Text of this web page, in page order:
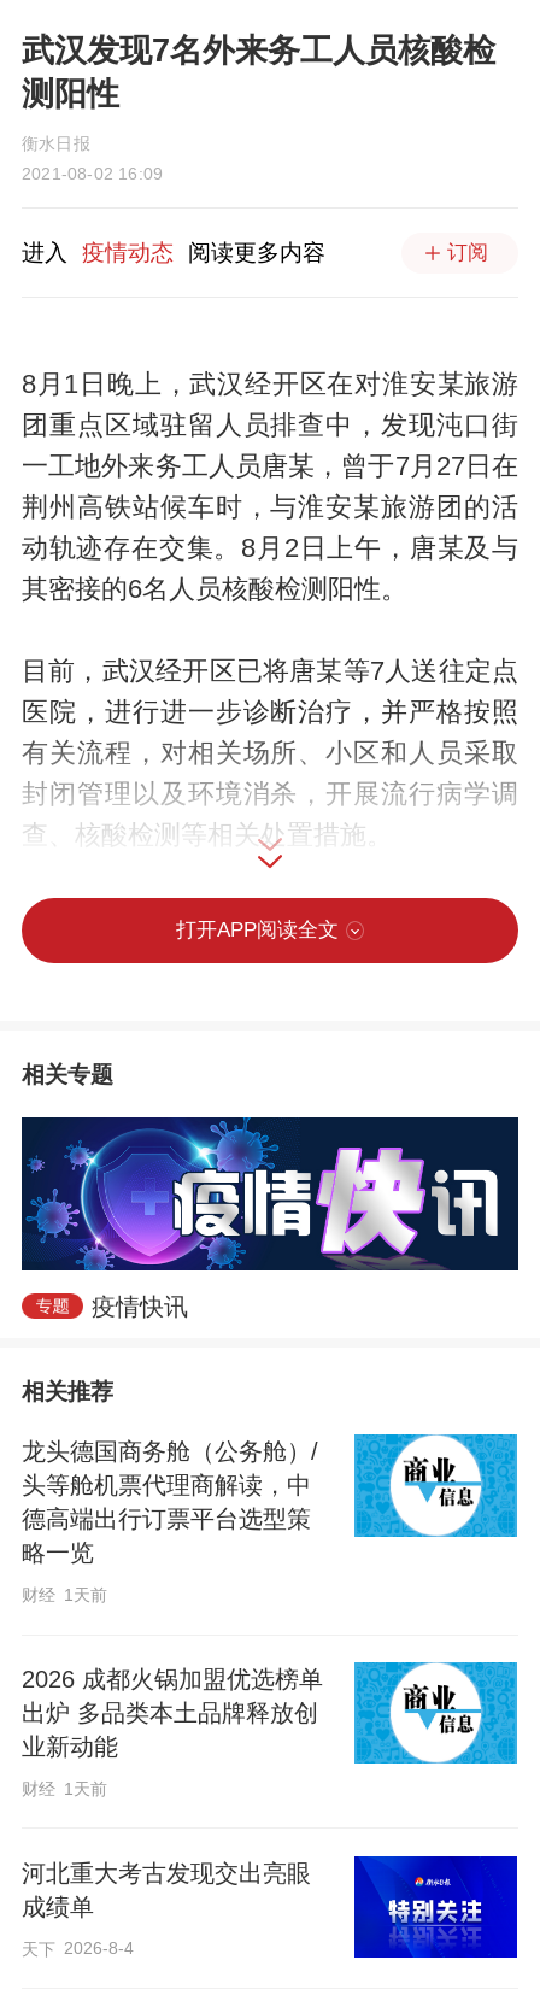
武汉发现7名外来务工人员核酸检
测阳性
衡水日报
2021-08-02 16:09
进入 疫情动态 阅读更多内容 订阅
8月1日晚上，武汉经开区在对淮安某旅游
团重点区域驻留人员排查中，发现沌口街
一工地外来务工人员唐某，曾于7月27日在
荆州高铁站候车时，与淮安某旅游团的活
动轨迹存在交集。8月2日上午，唐某及与
其密接的6名人员核酸检测阳性。
目前，武汉经开区已将唐某等7人送往定点
医院，进行进一步诊断治疗，并严格按照
有关流程，对相关场所、小区和人员采取
封闭管理以及环境消杀，开展流行病学调
查、核酸检测等相关处置措施。
请广大市民进一步增强个人防护意识，科
学佩戴口罩、勤洗手、常通风、保持1米线
武汉经开区新冠肺炎疫情防控指挥部
2021年8月2日
来源：人民日报客户端
打开APP阅读全文
相关专题
疫情快讯
相关推荐
龙头德国商务舱（公务舱）/
头等舱机票代理商解读，中
德高端出行订票平台选型策
略一览
财经 1天前
2026 成都火锅加盟优选榜单
出炉 多品类本土品牌释放创
业新动能
财经 1天前
河北重大考古发现交出亮眼
成绩单
天下 2026-8-4